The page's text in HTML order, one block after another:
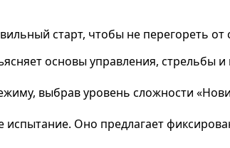
старт, чтобы не перегореть от
основы управления, стрельбы
выбрав уровень сложности
Оно предлагает